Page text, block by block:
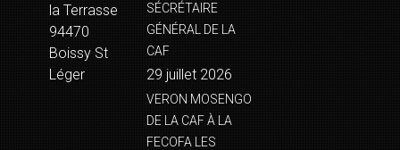
la Terrasse
94470
Boissy St
Léger
SÉCRÉTAIRE
GÉNÉRAL DE LA
CAF
29 juillet 2026
VERON MOSENGO
DE LA CAF À LA
FECOFA LES